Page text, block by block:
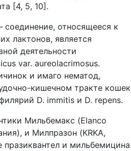
[4, 5, 10].
относящееся к
лактонов, является
деятельности
var. аureolacrimosus.
и имаго нематод,
кишечном тракте кошек
D. immitis и D. repens.
Мильбемакс (Elanco
и Милпразон (KRKA,
и мильбемицина